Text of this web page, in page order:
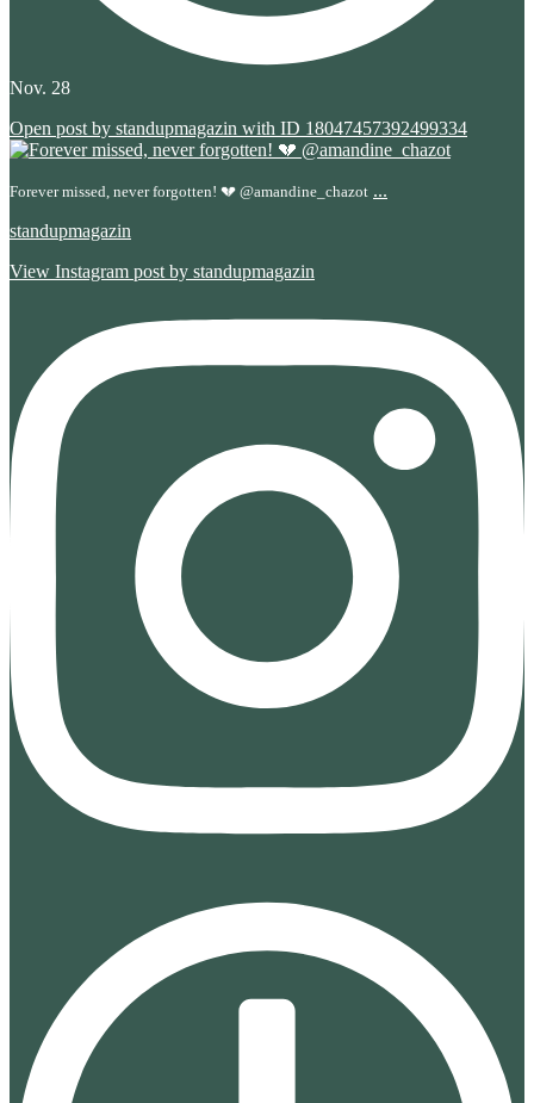
Nov. 28
Open post by standupmagazin with ID 18047457392499334
Forever missed, never forgotten! 💔 @amandine_chazot ...
standupmagazin
View Instagram post by standupmagazin